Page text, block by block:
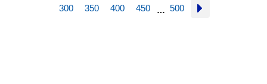
300 350 400 450 … 500